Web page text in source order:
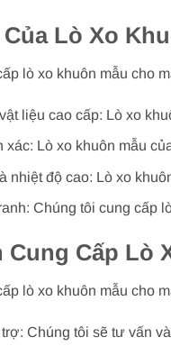
Lò Xo
lò xo khuôn mẫu cho
liệu cao cấp: Lò xo
xác: Lò xo khuôn mẫu
nhiệt độ cao: Lò xo
Chúng tôi cung cấp
Cung Cấp Lò
lò xo khuôn mẫu cho
Chúng tôi sẽ tư vấn